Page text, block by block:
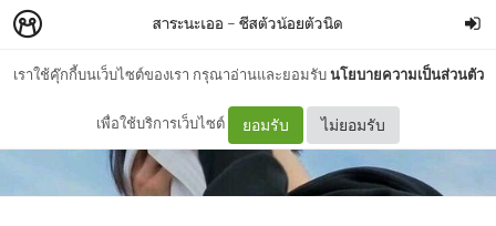
เราใช้คุ๊กกี้บนเว็บไซต์ของเรา กรุณาอ่านและยอมรับนโยบายความเป็นส่วนตัว
เพื่อใช้บริการเว็บไซต์ ยอมรับ ไม่ยอมรับ
สาระนะเออ – ชีสตัวน้อยตัวนิด